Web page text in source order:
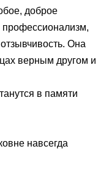
доброе
Она
верным другом и
в памяти
навсегда